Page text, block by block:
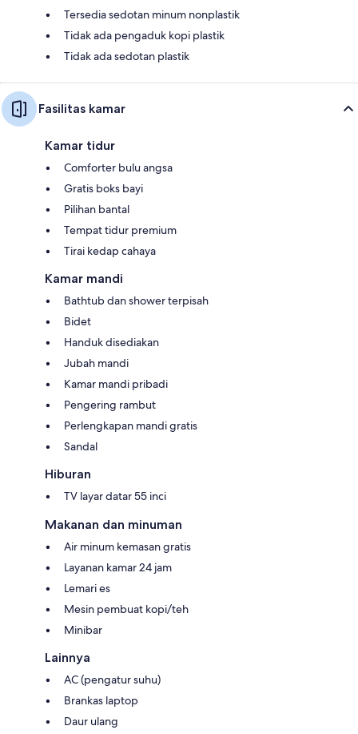
Tersedia sedotan minum nonplastik
Tidak ada pengaduk kopi plastik
Tidak ada sedotan plastik
Fasilitas kamar
Kamar tidur
Comforter bulu angsa
Gratis boks bayi
Pilihan bantal
Tempat tidur premium
Tirai kedap cahaya
Kamar mandi
Bathtub dan shower terpisah
Bidet
Handuk disediakan
Jubah mandi
Kamar mandi pribadi
Pengering rambut
Perlengkapan mandi gratis
Sandal
Hiburan
TV layar datar 55 inci
Makanan dan minuman
Air minum kemasan gratis
Layanan kamar 24 jam
Lemari es
Mesin pembuat kopi/teh
Minibar
Lainnya
AC (pengatur suhu)
Brankas laptop
Daur ulang